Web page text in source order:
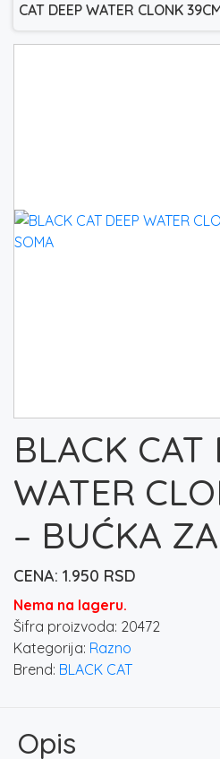
CAT DEEP WATER CLONK
BLACK CAT
WATER
– BUĆKA
1.950 RSD
Nema na lageru.
Šifra proizvoda: 20472
Kategorija: Razno
Brend: BLACK CAT
Opis